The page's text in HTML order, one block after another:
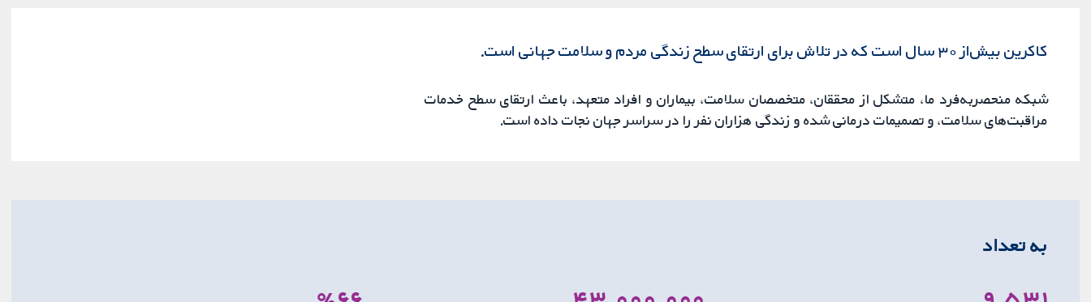
کاکرین بیش‌از ۳۰ سال است که در تلاش برای ارتقای سطح زندگی مردم و سلامت جهانی است.
شبکه منحصربه‌فرد ما، متشکل از محققان، متخصصان سلامت، بیماران و افراد متعهد، باعث ارتقای سطح خدمات
مراقبت‌های سلامت، و تصمیمات درمانی شده و زندگی هزاران نفر را در سراسر جهان نجات داده است.
به تعداد